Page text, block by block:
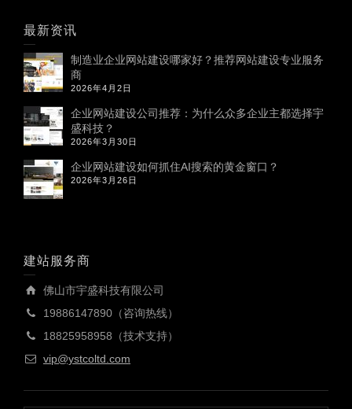
最新资讯
制造业企业网站建设哪家好？推荐网站建设专业服务
商
2026年4月2日
企业网站建设公司推荐：为什么众多企业主都选择宇
盛科技？
2026年3月30日
企业网站建设如何抓住AI搜索的黄金窗口？
2026年3月26日
建站服务商
佛山市宇盛科技有限公司
19886147890（咨询热线）
18825958958（技术支持）
vip@ystcoltd.com